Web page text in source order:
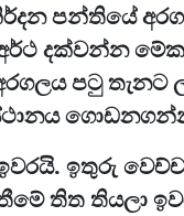
පන්තියේ
දක්වන්න
අරගලය පටු
ඉතුරු
තිත තියලා